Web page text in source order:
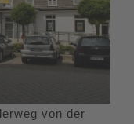
von der